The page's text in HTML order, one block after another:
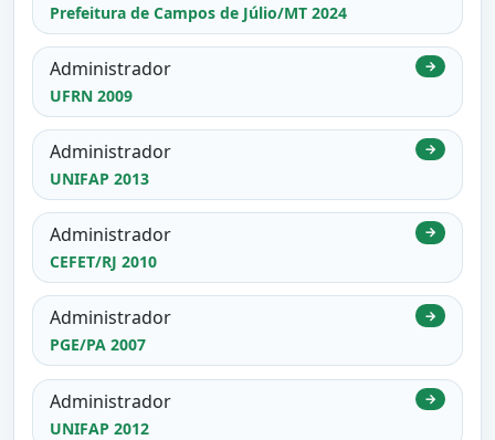
Prefeitura de Campos de Júlio/MT 2024
Administrador
UFRN 2009
→
Administrador
UNIFAP 2013
→
Administrador
CEFET/RJ 2010
→
Administrador
PGE/PA 2007
→
Administrador
UNIFAP 2012
→